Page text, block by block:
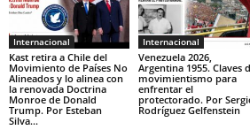
Internacional
Kast retira a Chile del
Movimiento de Países No
Alineados y lo alinea con
la renovada Doctrina
Monroe de Donald
Trump. Por Esteban
Silva...
Internacional
Venezuela 2026,
Argentina 1955. Claves
movimientismo para
enfrentar el
protectorado. Por
Rodríguez Gelfenstein